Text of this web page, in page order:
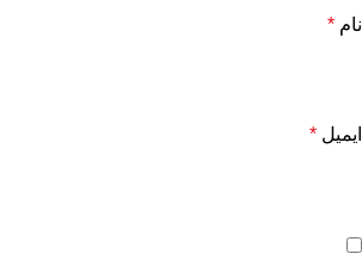
نام *
ایمیل *